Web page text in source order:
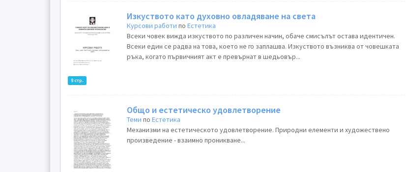
9 стр.
Изкуството като духовно овладяване на света
Курсови работи поЕстетика
Всеки човек вижда изкуството по различен начин, обаче смисълът остава идентичен.
Всеки един се радва на това, което не го заплашва. Изкуството възниква от човешката
ръка, когато първичният акт е превърнат в шедьовър...
Общо и естетическо удовлетворение
Теми поЕстетика
Механизми на естетическото удовлетворение. Природни елементи и художествено
произведение - взаимно проникване...